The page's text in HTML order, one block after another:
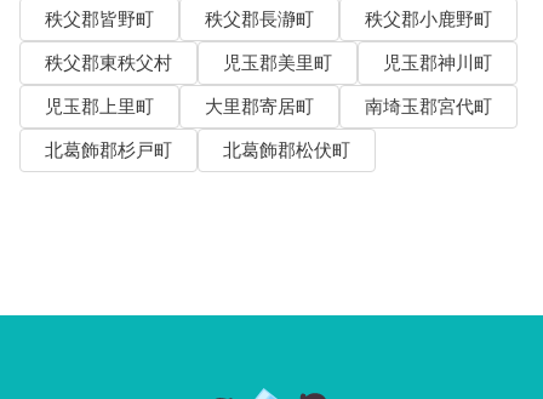
秩父郡皆野町
秩父郡長瀞町
秩父郡小鹿野町
秩父郡東秩父村
児玉郡美里町
児玉郡神川町
児玉郡上里町
大里郡寄居町
南埼玉郡宮代町
北葛飾郡杉戸町
北葛飾郡松伏町